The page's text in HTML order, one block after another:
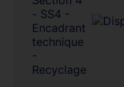
- SS4 -
Encadrant
technique
-
Recyclage